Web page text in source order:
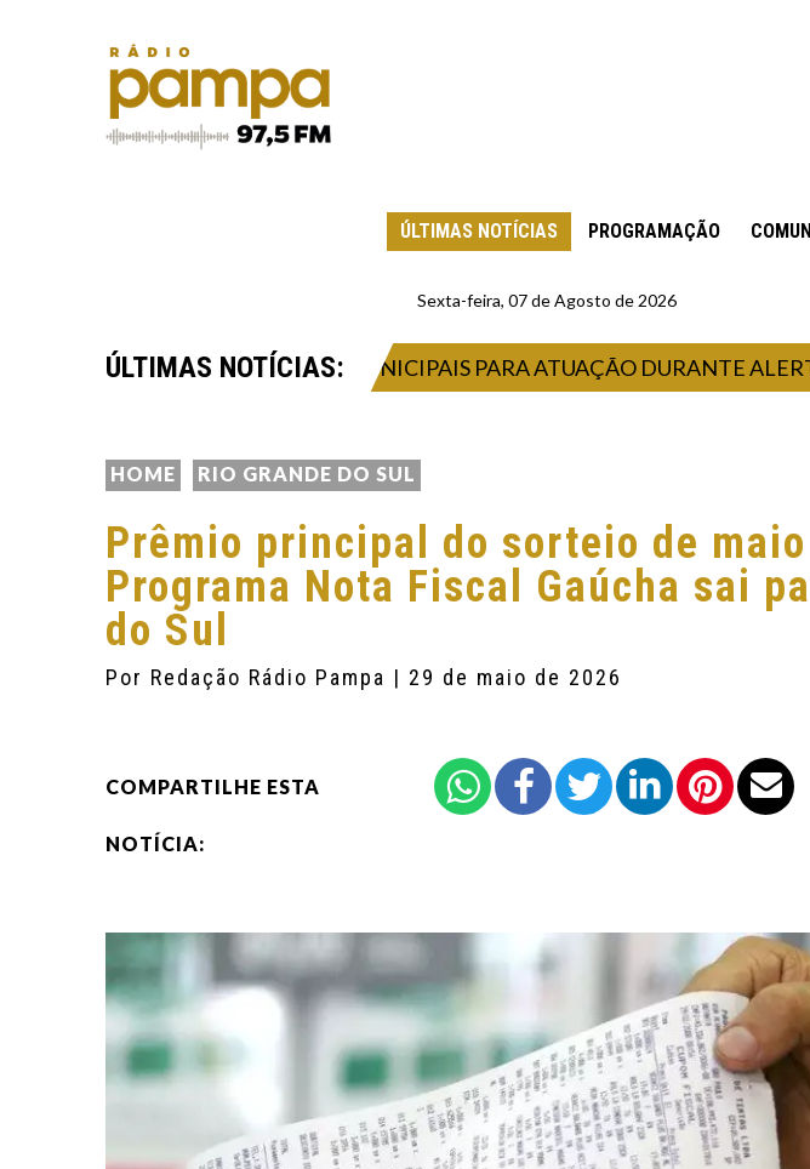
ÚLTIMAS NOTÍCIAS PROGRAMAÇÃO
Sexta-feira, 07 de Agosto de 2026
ÚLTIMAS NOTÍCIAS:
MOBILIZA ÓRGÃOS MUNICIPAIS PARA ATUAÇÃO DURANTE ALERTA DE
HOME RIO GRANDE DO SUL
Prêmio principal do sorteio de
Programa Nota Fiscal Gaúcha sai
do Sul
Por Redação Rádio Pampa | 29 de maio de 2026
COMPARTILHE ESTA
NOTÍCIA: